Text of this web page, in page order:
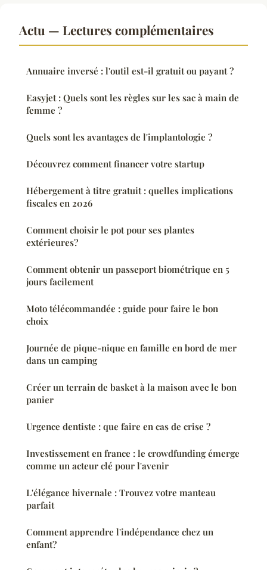
Actu — Lectures complémentaires
Annuaire inversé : l'outil est-il gratuit ou payant ?
Easyjet : Quels sont les règles sur les sac à main de
femme ?
Quels sont les avantages de l'implantologie ?
Découvrez comment financer votre startup
Hébergement à titre gratuit : quelles implications
fiscales en 2026
Comment choisir le pot pour ses plantes
extérieures?
Comment obtenir un passeport biométrique en 5
jours facilement
Moto télécommandée : guide pour faire le bon
choix
Journée de pique-nique en famille en bord de mer
dans un camping
Créer un terrain de basket à la maison avec le bon
panier
Urgence dentiste : que faire en cas de crise ?
Investissement en france : le crowdfunding émerge
comme un acteur clé pour l'avenir
L'élégance hivernale : Trouvez votre manteau
parfait
Comment apprendre l'indépendance chez un
enfant?